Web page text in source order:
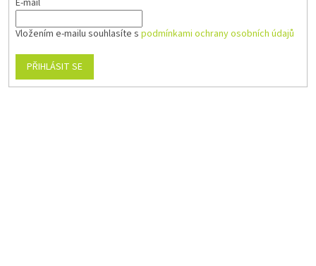
Vložením e-mailu souhlasíte s podmínkami ochrany osobních údajů
PŘIHLÁSIT SE